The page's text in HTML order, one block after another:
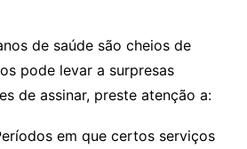
de saúde são cheios de
pode levar a surpresas
de assinar, preste atenção a:
em que certos serviços